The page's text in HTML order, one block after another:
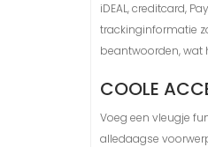
iDEAL, creditcard,
trackinginformatie
beantwoorden, wat
COOLE
Voeg een vleugje
alledaagse